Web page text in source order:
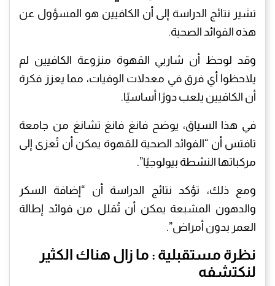
تشير نتائج الدراسة إلى أن الكافيين هو المسؤول عن
هذه الفوائد الصحية.
وقد لوحظ أن شاربي القهوة منزوعة الكافيين لم
يلاحظوا أي فرق في معدلات الوفيات، مما يعزز فكرة
أن الكافيين يلعب دورًا أساسيًا.
في هذا السياق، يوضح فانغ فانغ تشانغ من جامعة
تافتس أن “الفوائد الصحية للقهوة يمكن أن تُعزى إلى
مركباتها النشطة بيولوجيًا”.
ومع ذلك، تؤكد نتائج الدراسة أن “إضافة السكر
والدهون المشبعة يمكن أن تُقلل من فوائد إطالة
العمر بدون أمراض”.
نظرة مستقبلية : ما زال هناك الكثير
لنكتشفه